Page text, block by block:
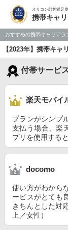
オリコン顧客満足
携帯キャ
おすすめの携帯キャリアラ
【2023年】携帯キ
付帯サービ
楽天モバイ
プランがシンプ
支払う場合、楽
プリを使用する
docomo
使い方がわから
ービスがとても
きちんとした対
上／女性）